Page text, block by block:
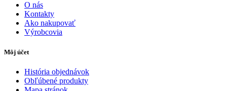
O nás
Kontakty
Ako nakupovať
Výrobcovia
Môj účet
História objednávok
Obľúbené produkty